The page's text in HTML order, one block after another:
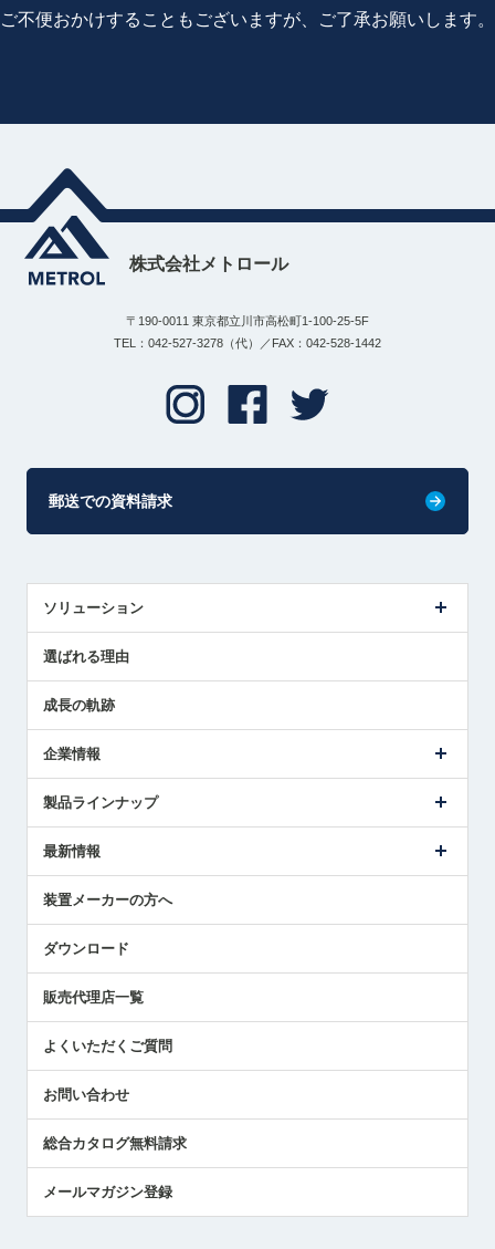
ご不便おかけすることもございますが、ご了承お願いします。
株式会社メトロール
〒190-0011 東京都立川市高松町1-100-25-5F
TEL：042-527-3278（代）／FAX：042-528-1442
郵送での資料請求
ソリューション
解決策提案
選ばれる理由
成長の軌跡
企業情報
ごあいさつ
受賞履歴
採用情報
国/地域/言語
製品ラインナップ
ツールセッタ製品
エアマイクロセンサ製品
最新情報
メトロールの技術
社員ブログ
中小企業のBCP地震対策
センサのテクニカルガイド
社長ブログ
装置メーカーの方へ
ダウンロード
販売代理店一覧
よくいただくご質問
お問い合わせ
総合カタログ無料請求
メールマガジン登録